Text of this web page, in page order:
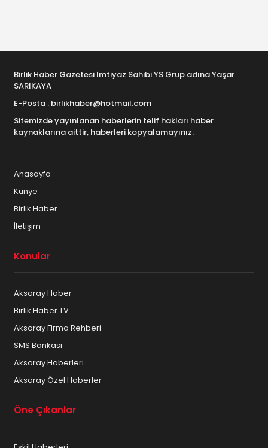
Birlik Haber Gazetesi İmtiyaz Sahibi YS Grup adına Yaşar
SARIKAYA
E-Posta : birlikhaber@hotmail.com
Sitemizde yayınlanan haberlerin telif hakları haber
kaynaklarına aittir, haberleri kopyalamayınız.
Anasayfa
Künye
Birlik Haber
İletişim
Konular
Aksaray Haber
Birlik Haber TV
Aksaray Firma Rehberi
SMS Bankası
Aksaray Haberleri
Aksaray Özel Haberler
Öne Çıkanlar